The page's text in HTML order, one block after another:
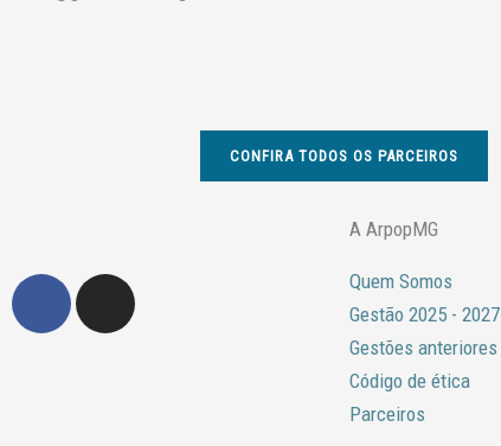
CONFIRA TODOS OS PARCEIROS
F
I
A ArpopMG
Quem Somos
Gestão 2025 - 2027
Gestões anteriores
Código de ética
Parceiros